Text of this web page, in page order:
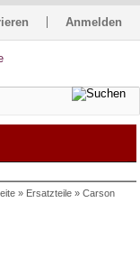
Anmelden
» Ersatzteile »Carson